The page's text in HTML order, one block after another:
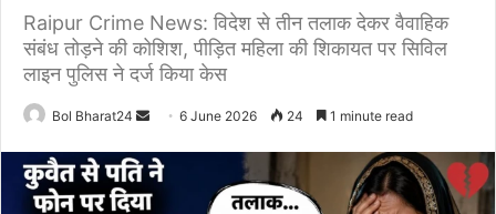
Raipur Crime News: विदेश से तीन तलाक देकर वैवाहिक
संबंध तोड़ने की कोशिश, पीड़ित महिला की शिकायत पर सिविल
लाइन पुलिस ने दर्ज किया केस
Bol Bharat24
Send
email
6 June 2026 24 1 minute read